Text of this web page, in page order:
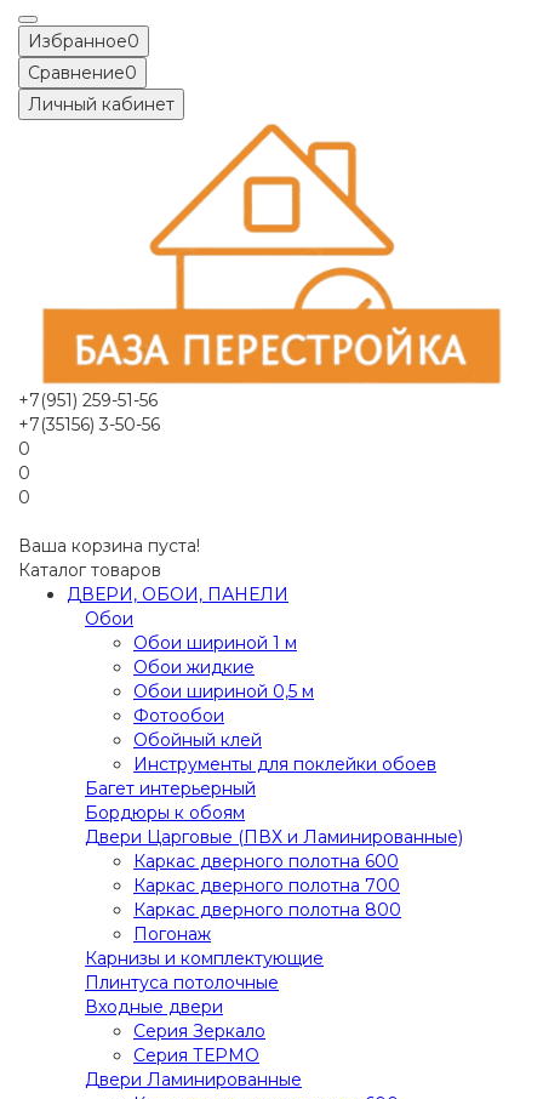
Избранное0
Сравнение0
Личный кабинет
+7(951) 259-51-56
+7(35156) 3-50-56
0
0
0
Ваша корзина пуста!
Каталог товаров
ДВЕРИ, ОБОИ, ПАНЕЛИ
Обои
Обои шириной 1 м
Обои жидкие
Обои шириной 0,5 м
Фотообои
Обойный клей
Инструменты для поклейки обоев
Багет интерьерный
Бордюры к обоям
Двери Царговые (ПВХ и Ламинированные)
Каркас дверного полотна 600
Каркас дверного полотна 700
Каркас дверного полотна 800
Погонаж
Карнизы и комплектующие
Плинтуса потолочные
Входные двери
Серия Зеркало
Серия ТЕРМО
Двери Ламинированные